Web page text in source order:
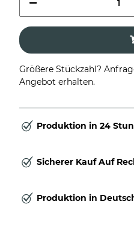
Größere Stückzahl?
Angebot erhalten.
Produktion in 24
Sicherer Kauf Auf
Produktion in